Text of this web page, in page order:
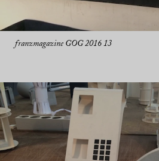
franzmagazine GOG 2016 13